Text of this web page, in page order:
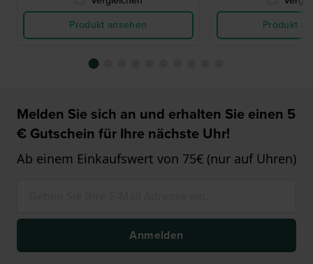
Produkt ansehen
Produkt
Melden Sie sich an und erhalten Sie einen 5
€ Gutschein für Ihre nächste Uhr!
Ab einem Einkaufswert von 75€ (nur auf Uhren)
Anmelden